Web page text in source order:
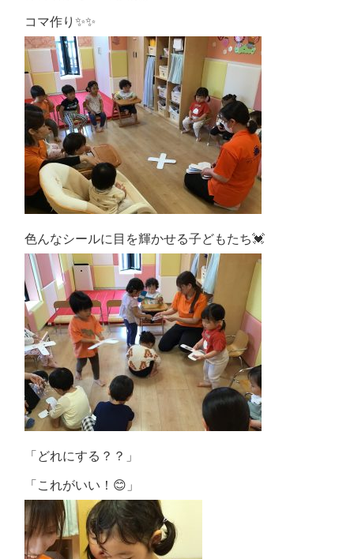
コマ作り✨✨
色んなシールに目を輝かせる子どもたち💓‪
「どれにする？？」
「これがいい！😊」